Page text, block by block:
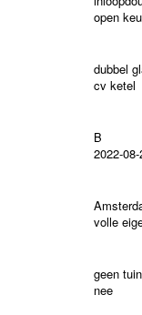
open
dubbel
cv ketel
B
2022-
volle
geen tuin
nee